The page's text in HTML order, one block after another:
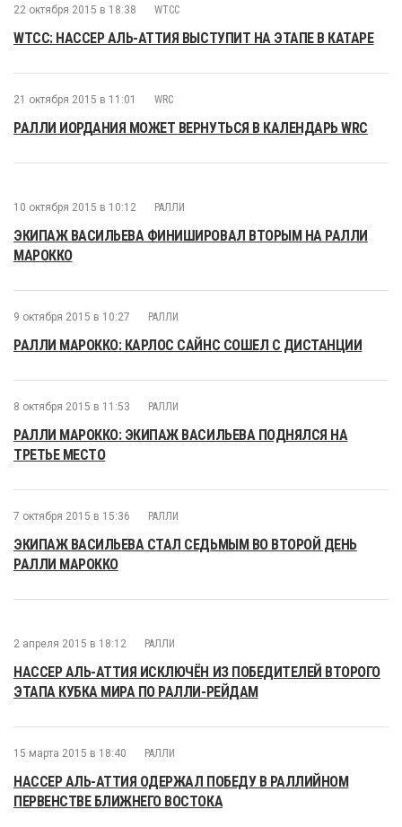
22 октября 2015 в 18:38 WTCC
WTCC: НАССЕР АЛЬ-АТТИЯ ВЫСТУПИТ НА ЭТАПЕ В КАТАРЕ
21 октября 2015 в 11:01 WRC
РАЛЛИ ИОРДАНИЯ МОЖЕТ ВЕРНУТЬСЯ В КАЛЕНДАРЬ WRC
10 октября 2015 в 10:12 РАЛЛИ
ЭКИПАЖ ВАСИЛЬЕВА ФИНИШИРОВАЛ ВТОРЫМ НА РАЛЛИ
МАРОККО
9 октября 2015 в 10:27 РАЛЛИ
РАЛЛИ МАРОККО: КАРЛОС САЙНС СОШЕЛ С ДИСТАНЦИИ
8 октября 2015 в 11:53 РАЛЛИ
РАЛЛИ МАРОККО: ЭКИПАЖ ВАСИЛЬЕВА ПОДНЯЛСЯ НА
ТРЕТЬЕ МЕСТО
7 октября 2015 в 15:36 РАЛЛИ
ЭКИПАЖ ВАСИЛЬЕВА СТАЛ СЕДЬМЫМ ВО ВТОРОЙ ДЕНЬ
РАЛЛИ МАРОККО
2 апреля 2015 в 18:12 РАЛЛИ
НАССЕР АЛЬ-АТТИЯ ИСКЛЮЧЁН ИЗ ПОБЕДИТЕЛЕЙ ВТОРОГО
ЭТАПА КУБКА МИРА ПО РАЛЛИ-РЕЙДАМ
15 марта 2015 в 18:40 РАЛЛИ
НАССЕР АЛЬ-АТТИЯ ОДЕРЖАЛ ПОБЕДУ В РАЛЛИЙНОМ
ПЕРВЕНСТВЕ БЛИЖНЕГО ВОСТОКА